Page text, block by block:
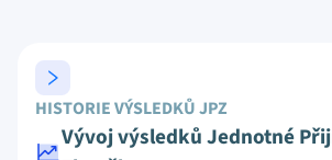
HISTORIE VÝSLEDKŮ JPZ
Vývoj výsledků Jednotné